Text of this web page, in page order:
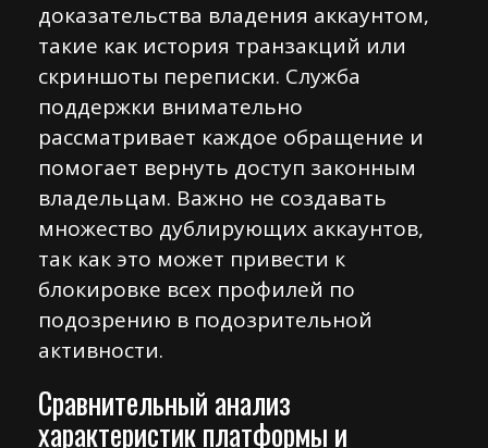
доказательства владения аккаунтом,
такие как история транзакций или
скриншоты переписки. Служба
поддержки внимательно
рассматривает каждое обращение и
помогает вернуть доступ законным
владельцам. Важно не создавать
множество дублирующих аккаунтов,
так как это может привести к
блокировке всех профилей по
подозрению в подозрительной
активности.
Сравнительный анализ
характеристик платформы и